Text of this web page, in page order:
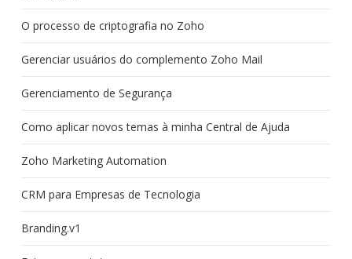
O processo de criptografia no Zoho
Gerenciar usuários do complemento Zoho Mail
Gerenciamento de Segurança
Como aplicar novos temas à minha Central de Ajuda
Zoho Marketing Automation
CRM para Empresas de Tecnologia
Branding.v1